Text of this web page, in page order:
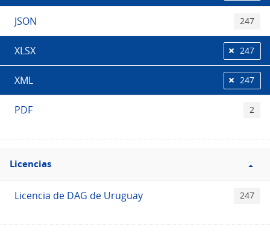
JSON 247
XLSX 247
XML 247
PDF 2
Filtro
Licencias
Licencias
Licencia de DAG de Uruguay 247